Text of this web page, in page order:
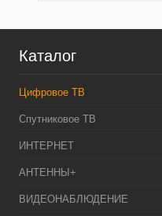
Каталог
Цифровое ТВ
Спутниковое ТВ
ИНТЕРНЕТ
АНТЕННЫ+
ВИДЕОНАБЛЮДЕНИЕ